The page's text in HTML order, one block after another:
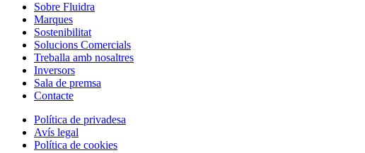
Sobre Fluidra
Marques
Sostenibilitat
Solucions Comercials
Treballa amb nosaltres
Inversors
Sala de premsa
Contacte
Política de privadesa
Avís legal
Política de cookies